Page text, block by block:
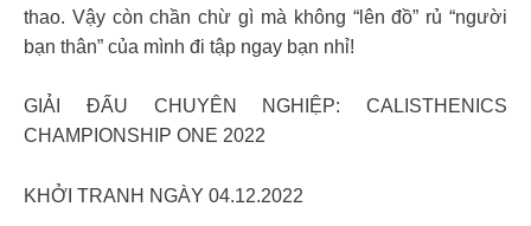
thao. Vậy còn chần chừ gì mà không “lên đồ” rủ “người
bạn thân” của mình đi tập ngay bạn nhỉ!
GIẢI ĐẤU CHUYÊN NGHIỆP: CALISTHENICS
CHAMPIONSHIP ONE 2022
KHỞI TRANH NGÀY 04.12.2022